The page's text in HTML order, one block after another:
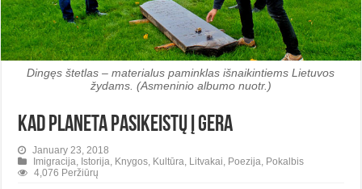
Dingęs štetlas – materialus paminklas išnaikintiems Lietuvos
žydams. (Asmeninio albumo nuotr.)
Kad planeta pasikeistų į gera
January 23, 2018
Imigracija Istorija Knygos Kultūra Litvakai Poezija Pokalbis
4,076 Peržiūrų